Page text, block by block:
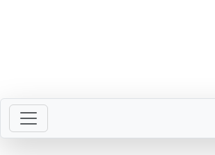
Bitte schickt Eure Datenkarten vor